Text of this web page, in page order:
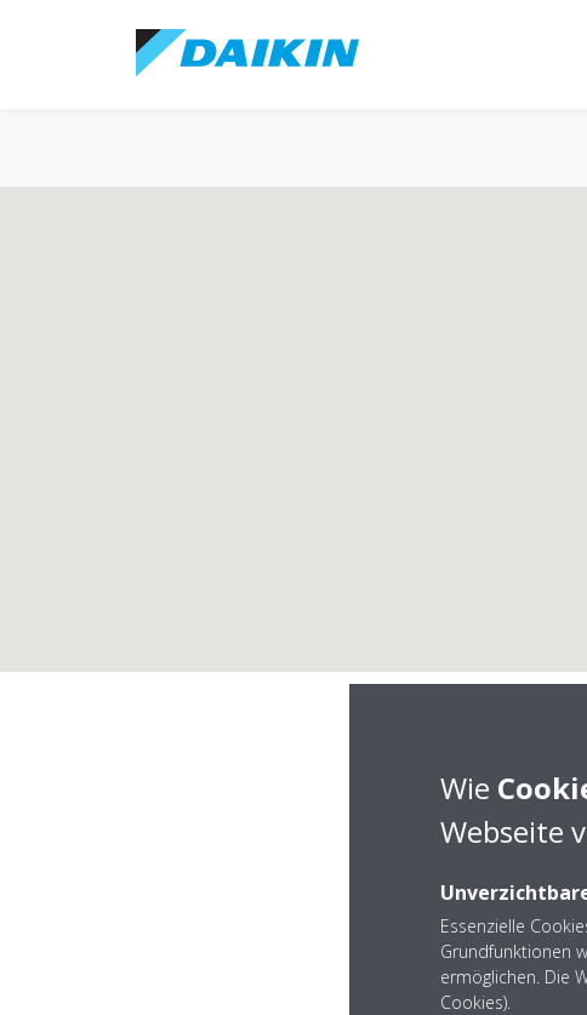
DAIKIN Partner
Wie
Webseite
Essenzielle
Grundfunktionen
ermöglichen. Die
Cookies).